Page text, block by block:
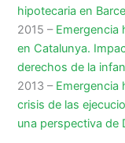
hipotecaria en
2015 – Emergencia
en Catalunya.
derechos de la
2013 – Emergencia
crisis de las
una perspectiva de